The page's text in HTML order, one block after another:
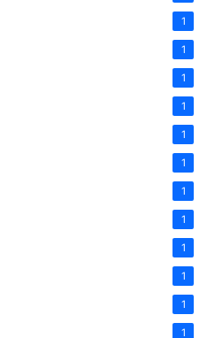
1
1
1
1
1
1
1
1
1
1
1
1